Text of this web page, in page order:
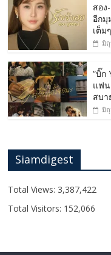
สอง
อีกมุ
เต็มๆ
มิ
“บิ๊ก
แฟน
สบา
มิ
Siamdigest
Total Views: 3,387,422
Total Visitors: 152,066